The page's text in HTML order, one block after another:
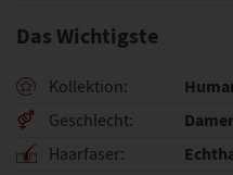
Das Wichtigste
Kollektion
Geschlecht
Haarfaser